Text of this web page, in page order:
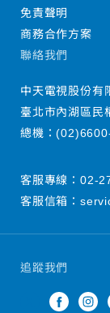
追蹤我們
免責聲明
商務合作方案
聯絡我們
中天電視股份有
臺北市內湖區民
總機：
客服專線： 02-
客服信箱：